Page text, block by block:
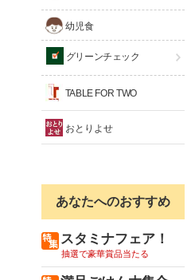
幼児食
グリーンチェック
TABLE FOR TWO
おとりよせ
あなたへのおすすめ
スタミナフェア！
抽選で豪華賞品当たる